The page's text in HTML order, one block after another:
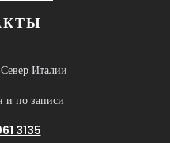
Италии
и по записи
3135